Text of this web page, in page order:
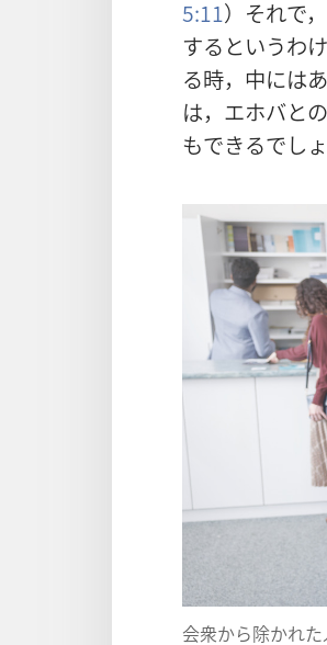
5:11）それで，
するというわ
る時， 中には
は，エホバとの
もできるでしょ
会衆から除かれた